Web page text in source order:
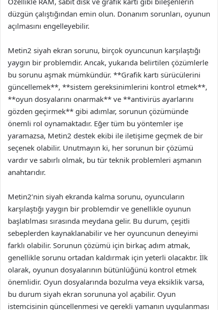
düzgün çalıştığından emin olun. Donanım sorunları, oyunun
açılmasını engelleyebilir.
Metin2 siyah ekran sorunu, birçok oyuncunun karşılaştığı
yaygın bir problemdir. Ancak, yukarıda belirtilen çözümlerle
bu sorunu aşmak mümkündür. **Grafik kartı sürücülerini
güncellemek**, **sistem gereksinimlerini kontrol etmek**,
**oyun dosyalarını onarmak** ve **antivirüs ayarlarını
gözden geçirmek** gibi adımlar, sorunun çözümünde
önemli rol oynamaktadır. Eğer tüm bu yöntemler işe
yaramazsa, Metin2 destek ekibi ile iletişime geçmek de bir
seçenek olabilir. Unutmayın ki, her sorunun bir çözümü
vardır ve sabırlı olmak, bu tür teknik problemleri aşmanın
anahtarıdır.
Metin2’nin siyah ekranda kalma sorunu, oyuncuların
karşılaştığı yaygın bir problemdir ve genellikle oyunun
başlatılması sırasında meydana gelir. Bu durum, çeşitli
sebeplerden kaynaklanabilir ve her oyuncunun deneyimi
farklı olabilir. Sorunun çözümü için birkaç adım atmak,
genellikle sorunu ortadan kaldırmak için yeterli olacaktır. İlk
olarak, oyunun dosyalarının bütünlüğünü kontrol etmek
önemlidir. Oyun dosyalarında bozulma veya eksiklik varsa,
bu durum siyah ekran sorununa yol açabilir. Oyun
istemcisinin güncellenmesi ve gerekli yamanın uygulanması